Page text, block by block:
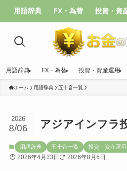
用語辞典 FX・為替 投資・資
用語辞典 FX・為替 投資・資産運用
ホーム 用語辞典 五十音一覧
アジアインフラ
2026
8/06
用語辞典 五十音一覧 投資・資産運用
2026年4月23日 2026年8月6日